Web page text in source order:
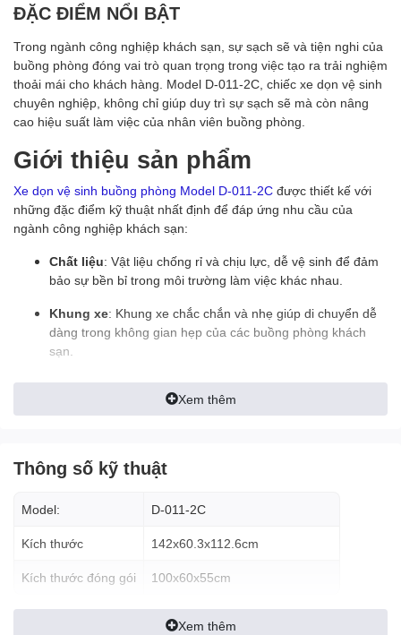
ĐẶC ĐIỂM NỔI BẬT
Trong ngành công nghiệp khách sạn, sự sạch sẽ và tiện nghi của
buồng phòng đóng vai trò quan trọng trong việc tạo ra trải nghiệm
thoải mái cho khách hàng. Model D-011-2C, chiếc xe dọn vệ sinh
chuyên nghiệp, không chỉ giúp duy trì sự sạch sẽ mà còn nâng
cao hiệu suất làm việc của nhân viên buồng phòng.
Giới thiệu sản phẩm
Xe dọn vệ sinh buồng phòng Model D-011-2C được thiết kế với
những đặc điểm kỹ thuật nhất định để đáp ứng nhu cầu của
ngành công nghiệp khách sạn:
Chất liệu: Vật liệu chống rỉ và chịu lực, dễ vệ sinh để đảm
bảo sự bền bỉ trong môi trường làm việc khác nhau.
Khung xe: Khung xe chắc chắn và nhẹ giúp di chuyển dễ
dàng trong không gian hẹp của các buồng phòng khách
sạn.
Bánh xe: Bánh xe linh hoạt giúp di chuyển mượt mà trên
các loại bề mặt khác nhau.
Tính Năng Nổi Bật
Ngăn Chứa Rác và Phụ Kiện
dụng cụ vệ sinh quan trọng.
Dụng Cụ Đa Nhiệm: Xe dọn vệ sinh này có thể được trang
chứa hóa chất, tùy thuộc vào nhu cầu cụ thể của từng
Xem thêm
Thông số kỹ thuật
Model: D-011-2C
Kích thước 142x60.3x112.6cm
Kích thước đóng gói 100x60x55cm
Xem thêm